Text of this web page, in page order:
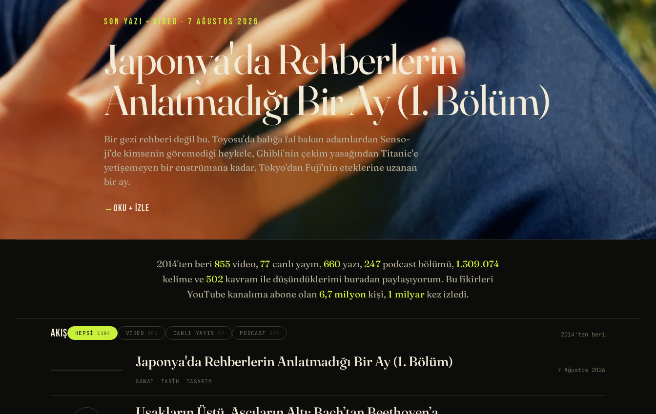
SONYAZI + VIDEO· 7 AĞUSTOS 2026
Japonya'da Rehberlerin
Anlatmadığı Bir Ay (1. Bölüm)
Bir gezi rehberi değil bu. Toyosu'da balığa fal bakan adamlardan Senso-
ji'de kimsenin göremediği heykele, Ghibli'nin çekim yasağından Titanic'e
yetişemeyen bir enstrümana kadar, Tokyo'dan Fuji'nin eteklerine uzanan
bir ay.
→ OKU + İZLE
2014'ten beri 855 video,77 canlı yayın, 660 yazı, 247podcast bölümü, 1.309.074
kelime ve 502 kavram ile düşündüklerimi buradan paylaşıyorum. Bu fikirleri
YouTube kanalıma abone olan6,7 milyon kişi, 1 milyarkez izledi.
AKIŞ HEPSI 1184 VIDEO 855 CANLI YAYIN 77 PODCAST 247 2014'ten beri
Japonya'da Rehberlerin Anlatmadığı Bir Ay (1. Bölüm)
SANAT TARIH TASARIM
7 Ağustos 2026